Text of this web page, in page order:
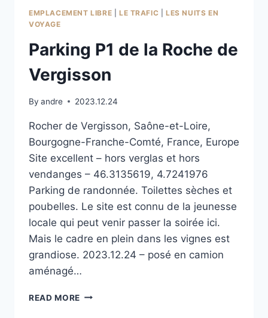
EMPLACEMENT LIBRE LE TRAFIC |LES NUITS EN
VOYAGE
Parking P1 de la Roche de
Vergisson
By andre 2023.12.24
Rocher de Vergisson, Saône-et-Loire,
Bourgogne-Franche-Comté, France, Europe
Site excellent – hors verglas et hors
vendanges – 46.3135619, 4.7241976
Parking de randonnée. Toilettes sèches et
poubelles. Le site est connu de la jeunesse
locale qui peut venir passer la soirée ici.
Mais le cadre en plein dans les vignes est
grandiose. 2023.12.24 – posé en camion
aménagé…
READ MORE PARKING